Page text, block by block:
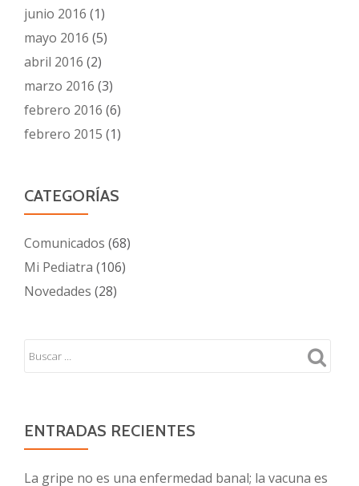
junio 2016 (1)
mayo 2016 (5)
abril 2016 (2)
marzo 2016 (3)
febrero 2016 (6)
febrero 2015 (1)
CATEGORÍAS
Comunicados (68)
Mi Pediatra (106)
Novedades (28)
ENTRADAS RECIENTES
La gripe no es una enfermedad banal; la vacuna es